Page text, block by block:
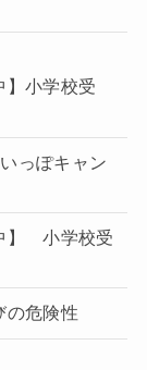
】小学校受
っぽキャン
】 小学校受
の危険性